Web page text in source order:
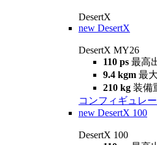
DesertX
new DesertX
DesertX MY26
110 ps 最高
9.4 kgm 最
210 kg 装備
コンフィギュレ
new DesertX 100
DesertX 100